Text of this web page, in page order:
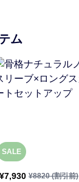
ム
SALE
¥7,930 ¥8820(割引前)